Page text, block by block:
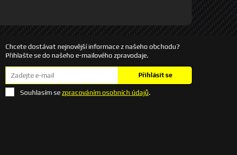
Chcete dostávat nejnovější informace z našeho obchodu?
Přihlašte se do našeho e-mailového zpravodaje.
Přihlásit se
Souhlasím sezpracováním osobních údajů.